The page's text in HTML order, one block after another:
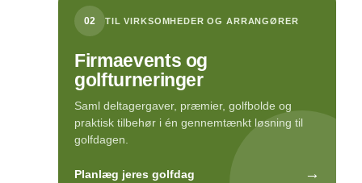
02 TIL VIRKSOMHEDER OG ARRANGØRER
Firmaevents og
golfturneringer
Saml deltagergaver, præmier, golfbolde og
praktisk tilbehør i én gennemtænkt løsning til
golfdagen.
Planlæg jeres golfdag →